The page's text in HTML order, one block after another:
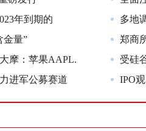
年到期的
金量”
摩：苹果AAPL.
进军公募赛道
多地
郑商
受硅
IPO